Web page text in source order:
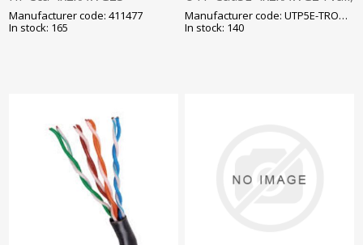
varjestatud T500, violetne
(411477)
Manufacturer code: 411477
In stock: 165
must T305
Manufacturer code: UTP5E-TROSS/UTP5E-OM
In stock: 140